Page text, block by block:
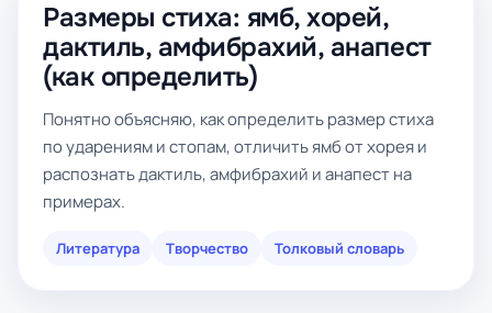
Размеры стиха: ямб, хорей,
дактиль, амфибрахий, анапест
(как определить)
Понятно объясняю, как определить размер стиха
по ударениям и стопам, отличить ямб от хорея и
распознать дактиль, амфибрахий и анапест на
примерах.
Литература Творчество Толковый словарь